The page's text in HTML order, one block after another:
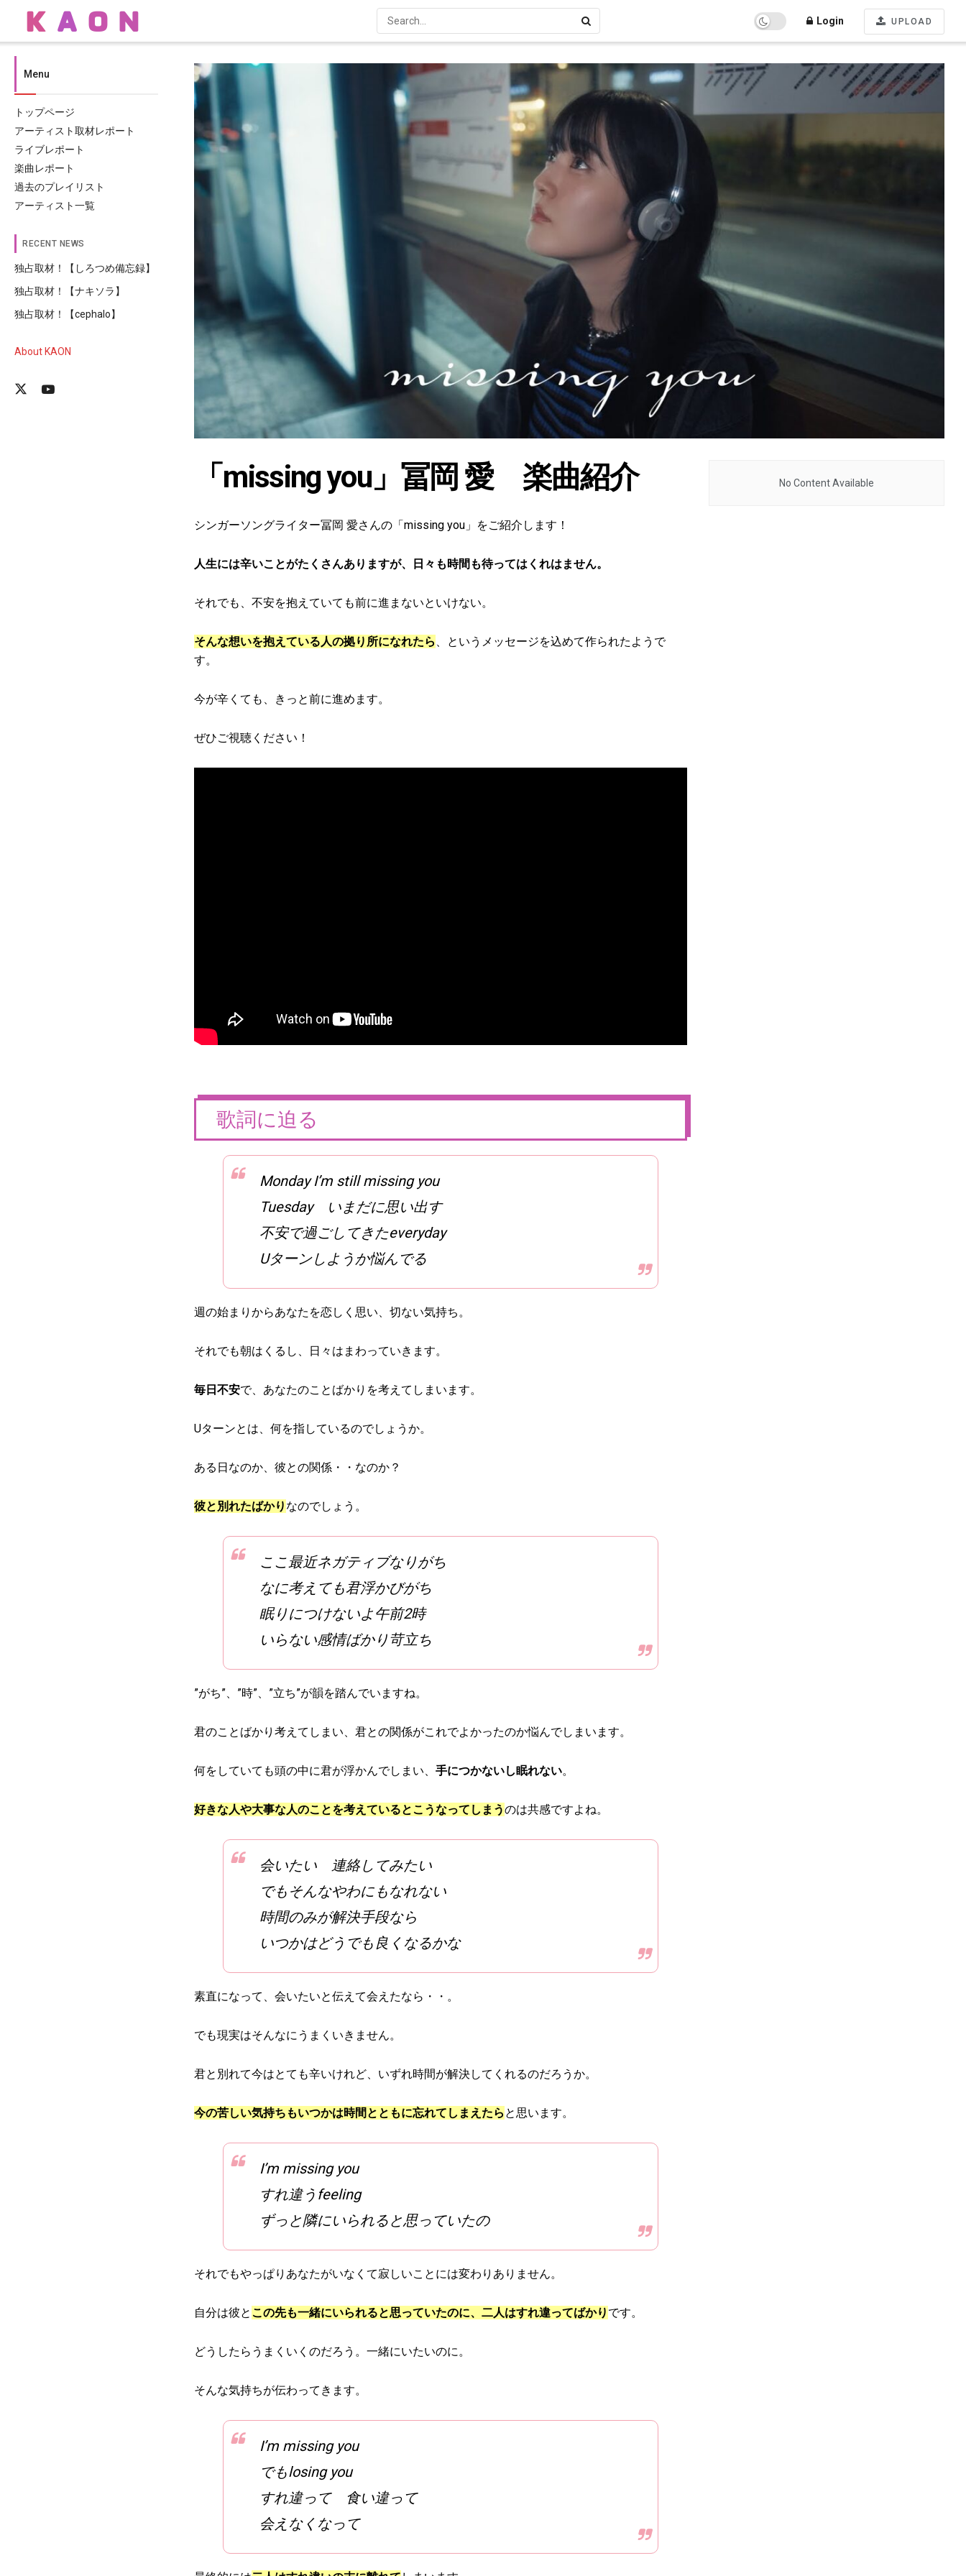
Menu
トップページ
アーティスト取材レポート
ライブレポート
楽曲レポート
過去のプレイリスト
アーティスト一覧
RECENT NEWS
独占取材！【しろつめ備忘録】
独占取材！【ナキソラ】
独占取材！【cephalo】
About KAON
Login UPLOAD
「missing you」冨岡 愛 楽曲紹介
シンガーソングライター冨岡 愛さんの「missing you」をご紹介します！
人生には辛いことがたくさんありますが、日々も時間も待ってはくれはません。
それでも、不安を抱えていても前に進まないといけない。
そんな想いを抱えている人の拠り所になれたら 、というメッセージを込めて作られたようで
す。
今が辛くても、きっと前に進めます。
ぜひご視聴ください！
歌詞に迫る
Monday I’m still missing you
Tuesday いまだに思い出す
不安で過ごしてきたeveryday
Uターンしようか悩んでる
週の始まりからあなたを恋しく思い、切ない気持ち。
それでも朝はくるし、日々はまわっていきます。
毎日不安で、あなたのことばかりを考えてしまいます。
Uターンとは、何を指しているのでしょうか。
ある日なのか、彼との関係・・なのか？
彼と別れたばかり なのでしょう。
ここ最近ネガティブなりがち
なに考えても君浮かびがち
眠りにつけないよ午前2時
いらない感情ばかり苛立ち
”がち”、”時”、”立ち”が韻を踏んでいますね。
君のことばかり考えてしまい、君との関係がこれでよかったのか悩んでしまいます。
何をしていても頭の中に君が浮かんでしまい、 手につかないし眠れない。
好きな人や大事な人のことを考えているとこうなってしまうのは共感ですよね。
会いたい 連絡してみたい
でもそんなやわにもなれない
時間のみが解決手段なら
いつかはどうでも良くなるかな
素直になって、会いたいと伝えて会えたなら・・。
でも現実はそんなにうまくいきません。
君と別れて今はとても辛いけれど、いずれ時間が解決してくれるのだろうか。
今の苦しい気持ちもいつかは時間とともに忘れてしまえたら と思います。
I’m missing you
すれ違うfeeling
ずっと隣にいられると思っていたの
それでもやっぱりあなたがいなくて寂しいことには変わりありません。
自分は彼と この先も一緒にいられると思っていたのに、二人はすれ違ってばかり です。
どうしたらうまくいくのだろう。一緒にいたいのに。
そんな気持ちが伝わってきます。
I’m missing you
でもlosing you
すれ違って 食い違って
会えなくなって
No Content Available